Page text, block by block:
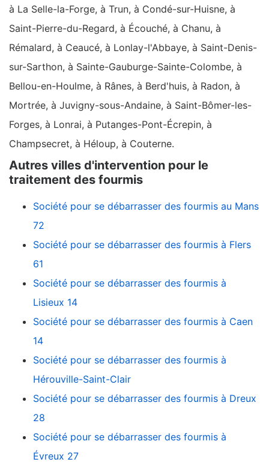
à La Selle-la-Forge, à Trun, à Condé-sur-Huisne, à
Saint-Pierre-du-Regard, à Écouché, à Chanu, à
Rémalard, à Ceaucé, à Lonlay-l'Abbaye, à Saint-Denis-
sur-Sarthon, à Sainte-Gauburge-Sainte-Colombe, à
Bellou-en-Houlme, à Rânes, à Berd'huis, à Radon, à
Mortrée, à Juvigny-sous-Andaine, à Saint-Bômer-les-
Forges, à Lonrai, à Putanges-Pont-Écrepin, à
Champsecret, à Héloup, à Couterne.
Autres villes d'intervention pour le
traitement des fourmis
Société pour se débarrasser des fourmis au Mans
72
Société pour se débarrasser des fourmis à Flers
61
Société pour se débarrasser des fourmis à
Lisieux 14
Société pour se débarrasser des fourmis à Caen
14
Société pour se débarrasser des fourmis à
Hérouville-Saint-Clair
Société pour se débarrasser des fourmis à Dreux
28
Société pour se débarrasser des fourmis à
Évreux 27